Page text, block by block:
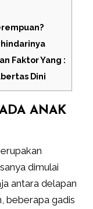
Faktor Yang :
Dini
ANAK
dimulai
antara delapan
beberapa gadis